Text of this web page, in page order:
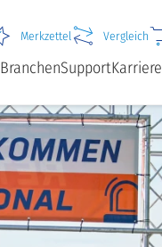
BranchenSupportKarriere
Merkzettel Vergleich